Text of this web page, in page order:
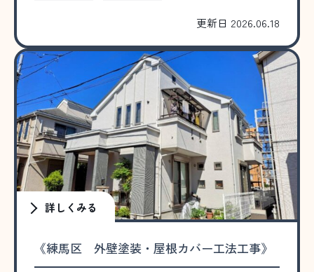
更新日 2026.06.18
《練馬区 外壁塗装・屋根カバー工法工事》
詳しくみる